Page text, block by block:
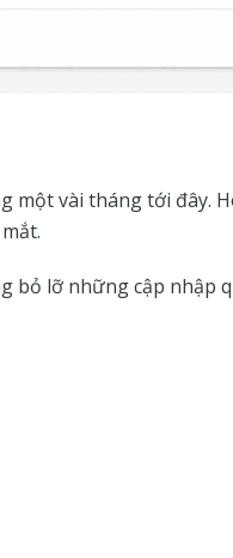
một vài tháng tới đây.
bỏ lỡ những cập nhập